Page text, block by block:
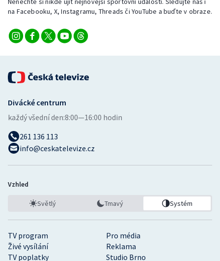
na Facebooku, X, Instagramu, Threads či YouTube a buďte v obraze.
TV program
Pro média
Živé vysílání
Reklama
TV poplatky
Studio Brno
Divácké centrum
každý všední den:8:00—16:00 hodin
261 136 113
info@ceskatelevize.cz
Vzhled
Světlý Tmavý Systém